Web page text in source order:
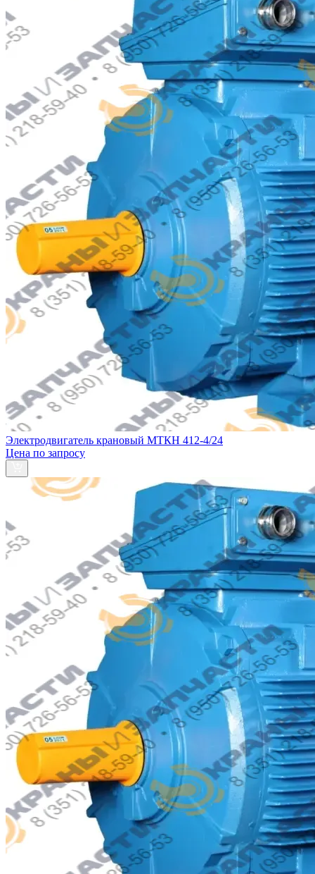
Электродвигатель крановый МТКН 412-4/24
Цена по запросу